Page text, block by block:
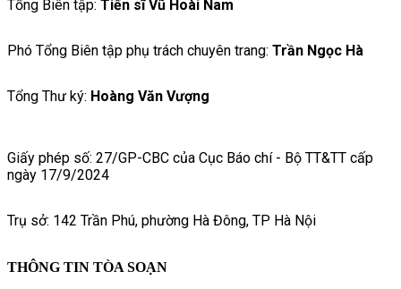
Tổng Biên tập: Tiến sĩ Vũ Hoài Nam
Phó Tổng Biên tập phụ trách chuyên trang: Trần Ngọc Hà
Tổng Thư ký: Hoàng Văn Vượng
Giấy phép số: 27/GP-CBC của Cục Báo chí - Bộ TT&TT cấp
ngày 17/9/2024
Trụ sở: 142 Trần Phú, phường Hà Đông, TP Hà Nội
THÔNG TIN TÒA SOẠN